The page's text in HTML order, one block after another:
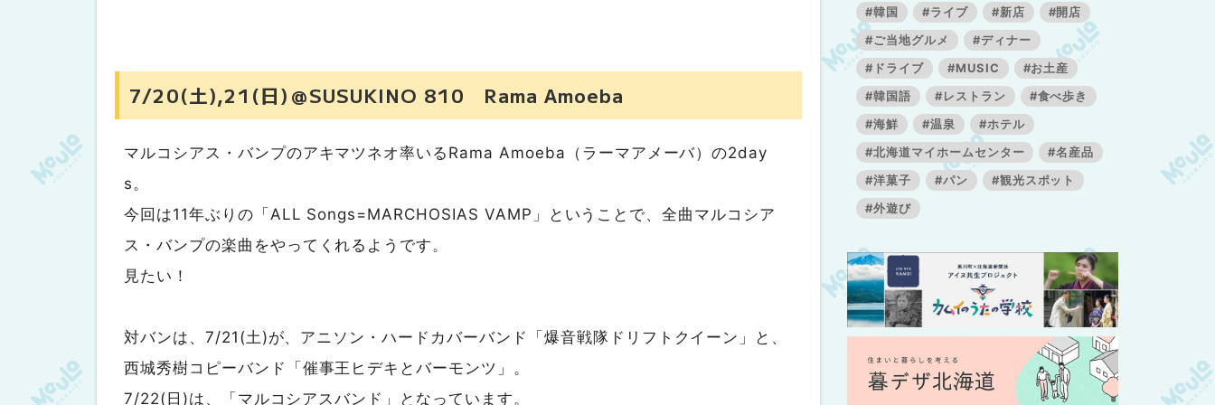
7/20(土),21(日)＠SUSUKINO 810 Rama Amoeba
マルコシアス・バンプのアキマツネオ率いるRama Amoeba（ラーマアメーバ）の2day
s。
今回は11年ぶりの「ALL Songs=MARCHOSIAS VAMP」ということで、全曲マルコシア
ス・バンプの楽曲をやってくれるようです。
見たい！
対バンは、7/21(土)が、アニソン・ハードカバーバンド「爆音戦隊ドリフトクイーン」と、
西城秀樹コピーバンド「催事王ヒデキとバーモンツ」。
7/22(日)は、「マルコシアスバンド」となっています。
#韓国
#ライブ #新店
#開店
#ご当地グルメ
#ディナー
#ドライブ
#MUSIC
#お土産
#韓国語
#レストラン
#食べ歩き
#海鮮
#温泉
#ホテル
#北海道マイホームセンター
#名産品
#洋菓子
#パン
#観光スポット
#外遊び